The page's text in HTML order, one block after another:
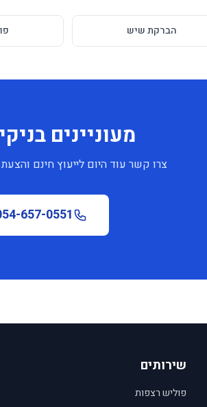
הברקת שיש
מעוניינים
צרו קשר עוד היום לייעוץ חינם
657-0551
שירותים
פוליש רצפות